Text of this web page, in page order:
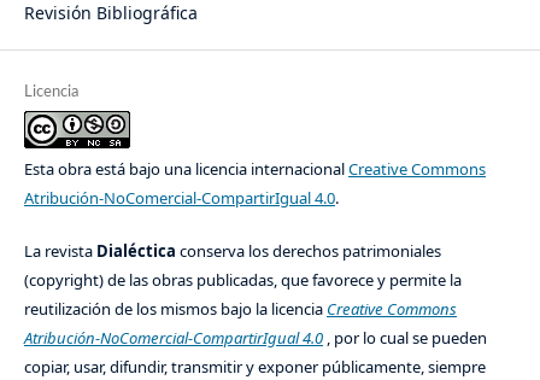
Revisión Bibliográfica
Licencia
Esta obra está bajo una licencia internacionalCreative Commons
Atribución-NoComercial-CompartirIgual 4.0.
La revista Dialéctica conserva los derechos patrimoniales
(copyright) de las obras publicadas, que favorece y permite la
reutilización de los mismos bajo la licencia Creative Commons
Atribución-NoComercial-CompartirIgual 4.0, por lo cual se pueden
copiar, usar, difundir, transmitir y exponer públicamente, siempre